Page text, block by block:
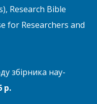
Research Bible
for Researchers and
збірника нау­
р.